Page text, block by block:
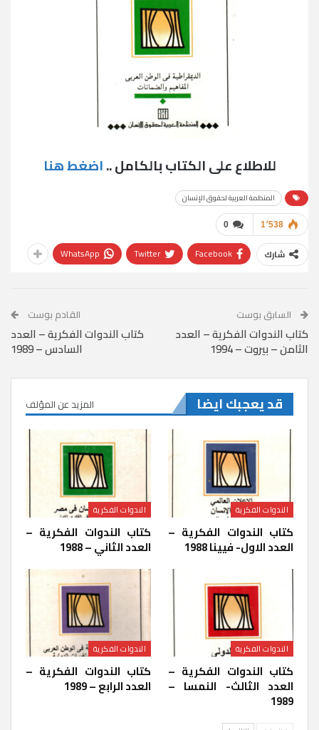
للاطلاع على الكتاب بالكامل ..اضغط هنا
المنظمة العربية لحقوق الإنسان
0 1٬538
شارك Facebook
Twitter
WhatsApp
السابق بوست
كتاب الندوات الفكرية – العدد
الثامن – بيروت – 1994
القادم بوست
كتاب الندوات الفكرية – العدد
السادس – 1989
قد يعجبك ايضا المزيد عن المؤلف
الندوات الفكرية
كتاب الندوات الفكرية –
العدد الاول- فيينا 1988
الندوات الفكرية
كتاب الندوات الفكرية –
العدد الثاني – 1988
الندوات الفكرية
كتاب الندوات الفكرية –
العدد الثالث- النمسا –
1989
الندوات الفكرية
كتاب الندوات الفكرية –
العدد الرابع – 1989